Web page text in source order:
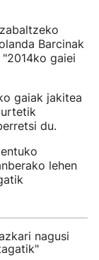
Barcinak
gaiei
gaiak jakitea
du.
lehen
nagusi